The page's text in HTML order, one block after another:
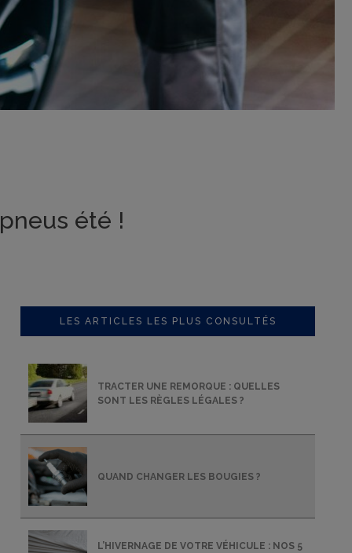
été !
LES ARTICLES LES PLUS CONSULTÉS
TRACTER UNE REMORQUE : QUELLES
SONT LES RÈGLES LÉGALES ?
QUAND CHANGER LES BOUGIES ?
L’HIVERNAGE DE VOTRE VÉHICULE : NOS 5